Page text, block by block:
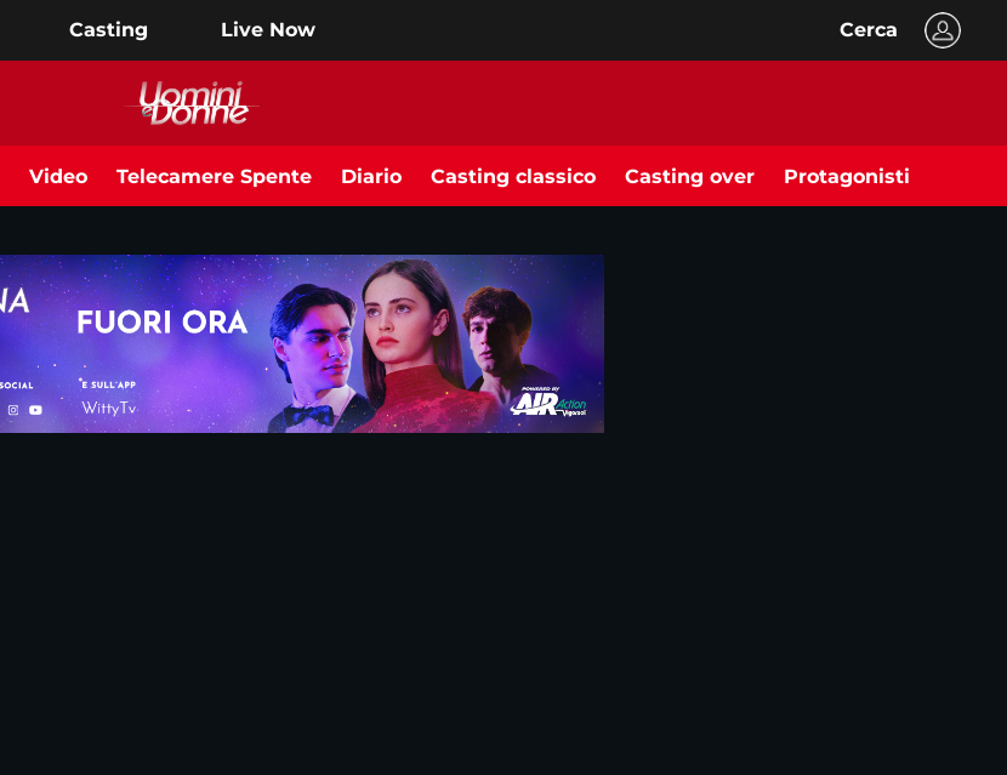
Casting Live Now Cerca
Video Telecamere Spente Diario Casting classico Casting over Protagonisti